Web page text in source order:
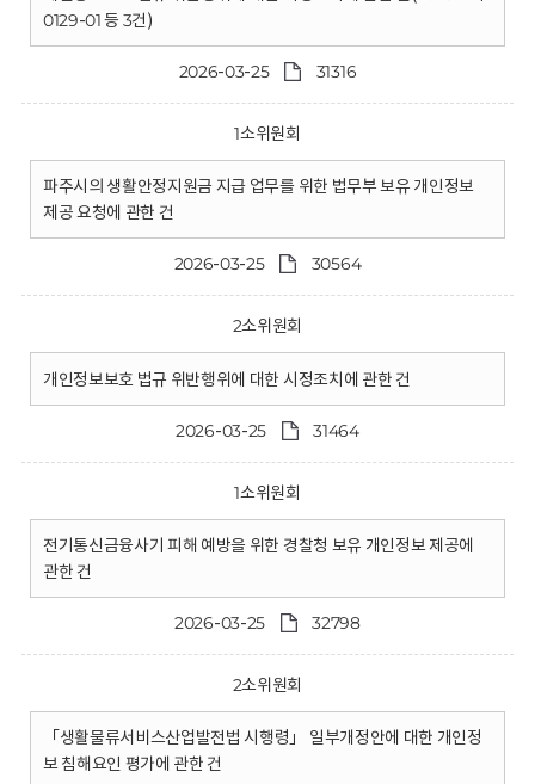
0129-01 등 3건)
2026-03-25 31316
1소위원회
파주시의 생활안정지원금 지급 업무를 위한 법무부 보유 개인정보
제공 요청에 관한 건
2026-03-25 30564
2소위원회
개인정보보호 법규 위반행위에 대한 시정조치에 관한 건
2026-03-25 31464
1소위원회
전기통신금융사기 피해 예방을 위한 경찰청 보유 개인정보 제공에
관한 건
2026-03-25 32798
2소위원회
「생활물류서비스산업발전법 시행령」 일부개정안에 대한 개인정
보 침해요인 평가에 관한 건